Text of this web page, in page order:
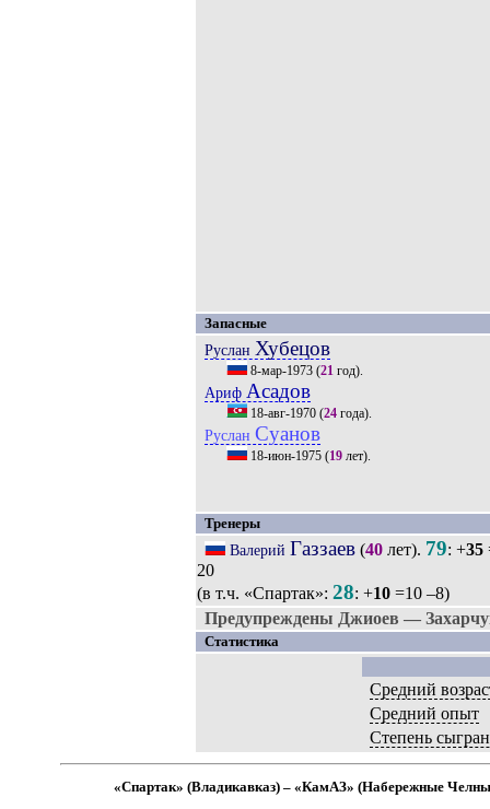
Запасные
Руслан Хубецов
8-мар-1973(21год).
Ариф Асадов
18-авг-1970(24года).
Руслан Суанов
18-июн-1975(19лет).
Тренеры
Валерий Газзаев(40лет). 79: +35
20
(в т.ч. «Спартак»: 28: +10 =10 –8)
Предупреждены Джиоев —
Статистика
Средний
Средний опыт
Степень
«Спартак» (Владикавказ) – «КамАЗ» (Набережные